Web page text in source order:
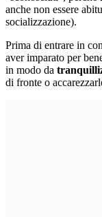
anche non essere
socializzazione).
Prima di entrare in
aver imparato per
in modo da
di fronte o